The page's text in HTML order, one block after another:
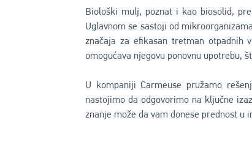
Biološki mulj, poznat i kao biosolid,
Uglavnom se sastoji od
značaja za efikasan tretman otpadnih
omogućava njegovu ponovnu upotrebu,
U kompaniji Carmeuse pružamo
nastojimo da odgovorimo na ključne
znanje može da vam donese prednost u